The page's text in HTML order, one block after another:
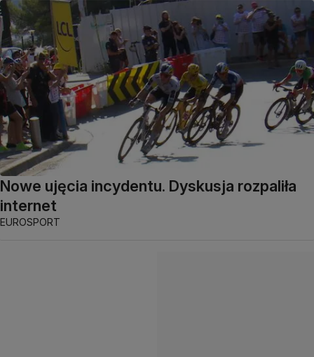
Nowe ujęcia incydentu. Dyskusja rozpaliła
internet
EUROSPORT